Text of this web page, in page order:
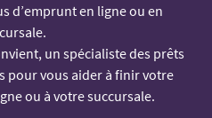
d’emprunt en ligne ou en
un spécialiste des prêts
pour vous aider à finir votre
ou à votre succursale.